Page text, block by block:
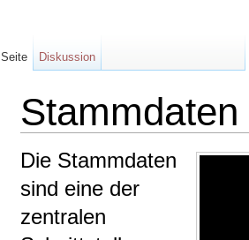
Stammdaten
Die Stammdaten
sind eine der
zentralen
Seite Diskussion